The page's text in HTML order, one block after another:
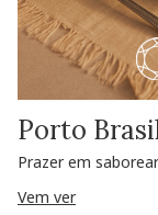
Porto
Prazer em saborear
Vem ver